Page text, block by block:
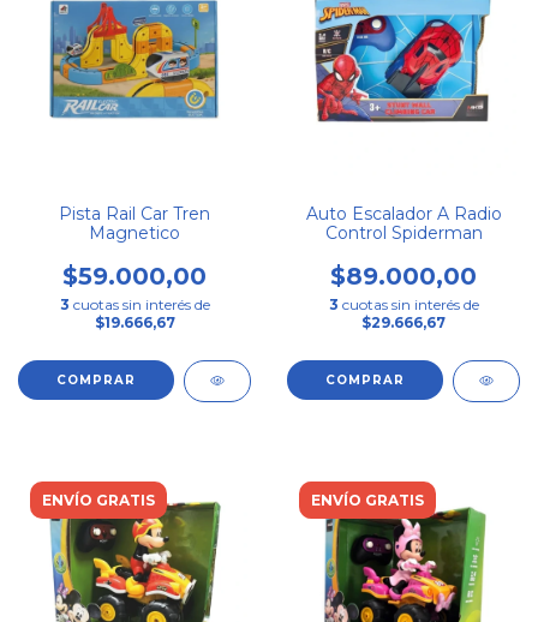
Pista Rail Car Tren
Magnetico
$59.000,00
3 cuotas sin interés de
$19.666,67
Auto Escalador A Radio
Control Spiderman
$89.000,00
3 cuotas sin interés de
$29.666,67
ENVÍO GRATIS ENVÍO GRATIS